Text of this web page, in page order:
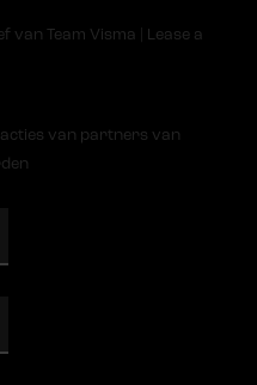
Team Visma | Lease a
van partners van